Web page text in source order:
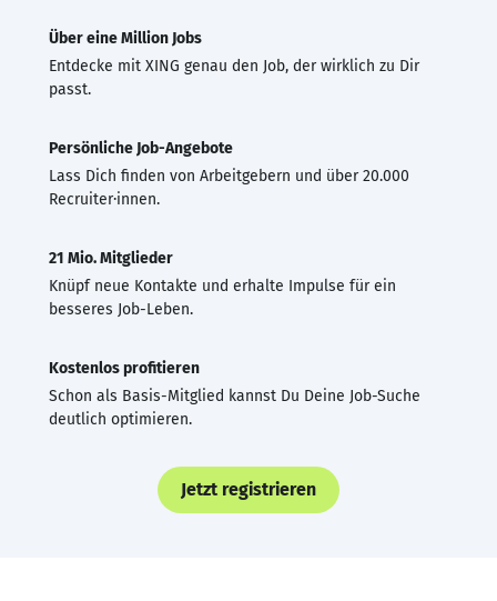
Über eine Million Jobs
Entdecke mit XING genau den Job, der wirklich zu Dir
passt.
Persönliche Job-Angebote
Lass Dich finden von Arbeitgebern und über 20.000
Recruiter·innen.
21 Mio. Mitglieder
Knüpf neue Kontakte und erhalte Impulse für ein
besseres Job-Leben.
Kostenlos profitieren
Schon als Basis-Mitglied kannst Du Deine Job-Suche
deutlich optimieren.
Jetzt registrieren